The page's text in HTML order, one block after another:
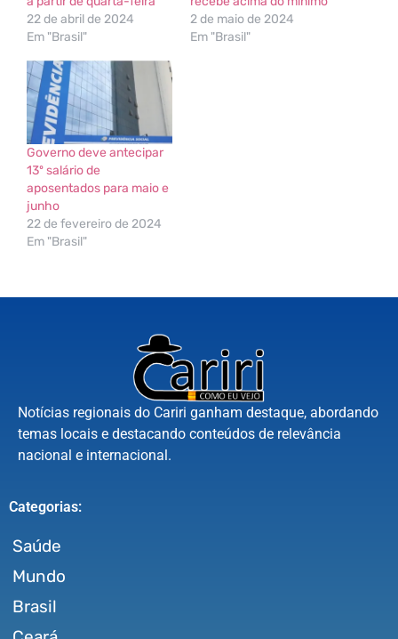
22 de abril de 2024
Em "Brasil"
2 de maio de 2024
Em "Brasil"
Governo deve antecipar
13º salário de
aposentados para maio e
junho
22 de fevereiro de 2024
Em "Brasil"
Notícias regionais do Cariri ganham destaque, abordando
temas locais e destacando conteúdos de relevância
nacional e internacional.
Categorias:
Saúde
Mundo
Brasil